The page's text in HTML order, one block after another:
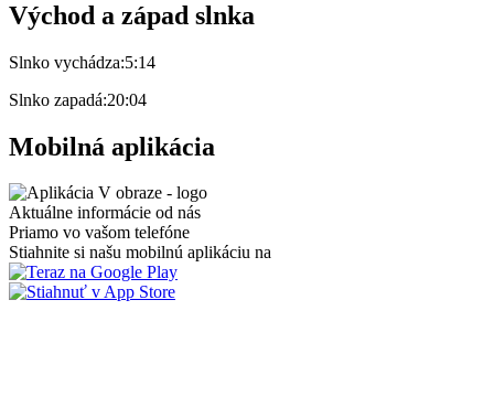
Východ a západ slnka
Slnko vychádza:5:14
Slnko zapadá:20:04
Mobilná aplikácia
Aktuálne informácie od nás
Priamo vo vašom telefóne
Stiahnite si našu mobilnú aplikáciu na